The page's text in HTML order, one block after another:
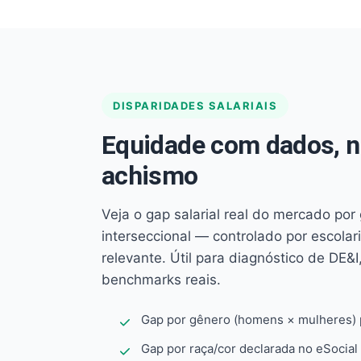
DISPARIDADES SALARIAIS
Equidade com dados,
achismo
Veja o gap salarial real do mercado por
interseccional — controlado por
relevante. Útil para diagnóstico de
benchmarks reais.
Gap por gênero (homens ×
Gap por raça/cor declarada no eSocial